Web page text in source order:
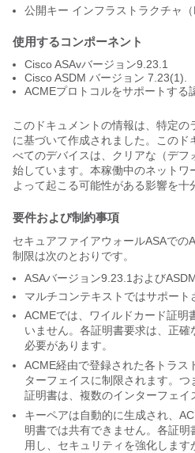
公開キー インフラストラクチャ（
使用するコンポーネント
Cisco ASAvバージョン9.23.1
Cisco ASDM バージョン 7.23(1).
ACMEプロトコルをサポートする
このドキュメントの情報は、特定の
に基づいて作成されました。このド
べてのデバイスは、クリアな（デフ
始しています。本稼働中のネットワ
よって起こる可能性がある影響を十
要件および制約事項
セキュアファイアウォールASAでの
制限は次のとおりです。
ASAバージョン9.23.1および
マルチコンテキストではサポート
ACMEでは、ワイルドカード証明
いません。各証明書要求は、正確
必要があります。
ACME経由で登録された各トラス
ターフェイスに制限されます。つ
証明書は、複数のインターフェイ
キーペアは自動的に生成され、
明書では共有できません。各証明
用し、セキュリティを強化しま